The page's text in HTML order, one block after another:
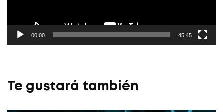
00:00 45:45
Te gustará también